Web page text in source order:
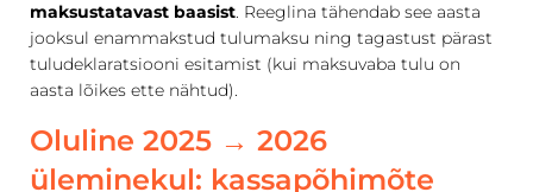
maksustatavast baasist. Reeglina tähendab see aasta
jooksul enammakstud tulumaksu ning tagastust pärast
tuludeklaratsiooni esitamist (kui maksuvaba tulu on
aasta lõikes ette nähtud).
Oluline 2025 → 2026
üleminekul: kassapõhimõte